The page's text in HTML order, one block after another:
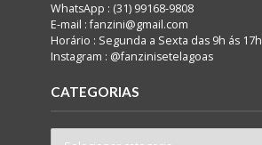
WhatsApp : (31) 99168-9808
E-mail : fanzini@gmail.com
Horário : Segunda a Sexta das 9h ás 17h
Instagram : @fanzinisetelagoas
CATEGORIAS